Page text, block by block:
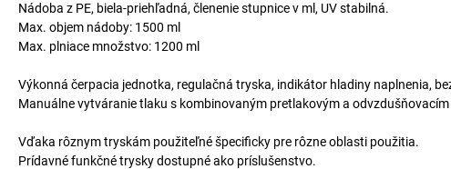
Nádoba z PE, biela-priehľadná, členenie stupnice v ml, UV stabilná.
Max. objem nádoby: 1500 ml
Max. plniace množstvo: 1200 ml
Výkonná čerpacia jednotka, regulačná tryska, indikátor hladiny naplnenia,
Manuálne vytváranie tlaku s kombinovaným pretlakovým a
Vďaka rôznym tryskám použiteľné špecificky pre rôzne oblasti použitia.
Prídavné funkčné trysky dostupné ako príslušenstvo.